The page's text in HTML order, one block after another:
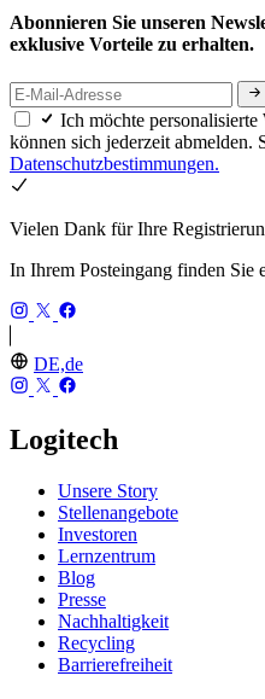
Abonnieren Sie unseren
exklusive Vorteile zu erhalten.
Ich möchte
können sich jederzeit abmelden.
Datenschutzbestimmungen.
Vielen Dank für Ihre
In Ihrem Posteingang finden Sie
DE,de
Logitech
Unsere Story
Stellenangebote
Investoren
Lernzentrum
Blog
Presse
Nachhaltigkeit
Recycling
Barrierefreiheit